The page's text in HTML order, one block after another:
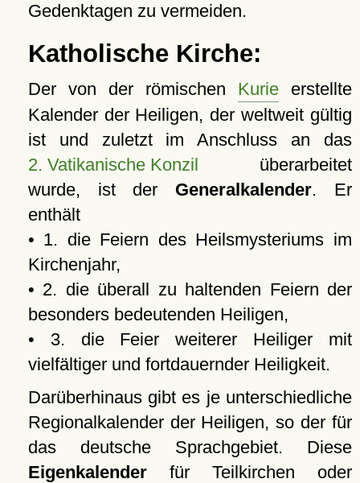
Gedenktagen zu vermeiden.
Katholische Kirche:
Der von der römischen Kurieerstellte
Kalender der Heiligen, der weltweit gültig
ist und zuletzt im Anschluss an das
2. Vatikanische Konzil überarbeitet
wurde, ist der Generalkalender. Er
enthält
• 1. die Feiern des Heilsmysteriums im
Kirchenjahr,
• 2. die überall zu haltenden Feiern der
besonders bedeutenden Heiligen,
• 3. die Feier weiterer Heiliger mit
vielfältiger und fortdauernder Heiligkeit.
Darüberhinaus gibt es je unterschiedliche
Regionalkalender der Heiligen, so der für
das deutsche Sprachgebiet. Diese
Eigenkalenderfür Teilkirchen oder